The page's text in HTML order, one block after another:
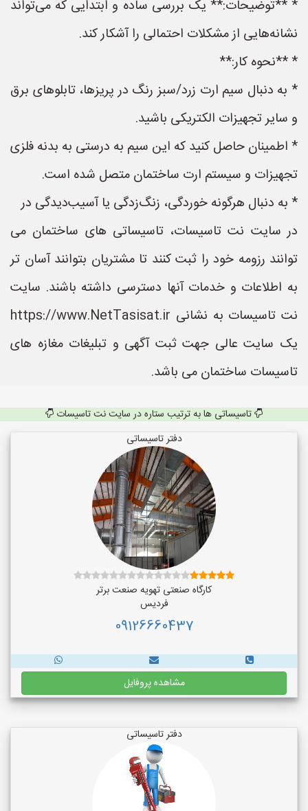
* **توضیحات:** یک بررسی ساده و ابتدایی که می‌تواند
نشانه‌هایی از مشکلات احتمالی را آشکار کند.
* **نحوه کار:**
* به دنبال سیم ارت زرد/سبز رنگ در پریزها، تابلوهای برق
و سایر تجهیزات الکتریکی باشید.
* اطمینان حاصل کنید که این سیم به درستی به بدنه فلزی
تجهیزات و سیستم ارت ساختمان متصل شده است.
* به دنبال هرگونه خوردگی، زنگ‌زدگی یا آسیب‌دیدگی در
در سایت نت تاسیسات، تاسیساتی های ساختمان می
توانند رزومه خود را ثبت کنند تا مشتریان بتوانند آسان تر
به اطلاعات و خدمات آنها دسترسی داشته باشند. سایت
نت تاسیسات به نشانی https://www.NetTasisat.ir
یک سایت عالی جهت ثبت آگهی و تبلیغات مغازه های
تاسیسات ساختمان می باشد.
تاسیساتی ها به ترتیب ستاره در سایت نت تاسیسات
دفتر تاسیساتی
کارگاه صنعتی تهویه صنعت برتر
فردیس
09126660437
مشاهده پروفایل
دفتر تاسیساتی